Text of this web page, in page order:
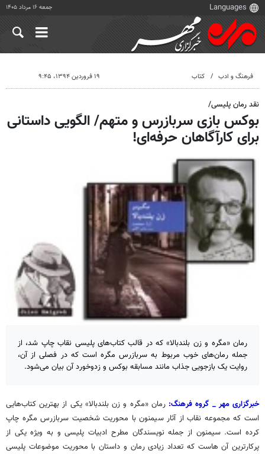
جمعه ۱۶ مرداد ۱۴۰۵
فرهنگ و ادب کتاب ۱۹ فروردین ۱۳۹۴، ۹:۴۵
نقد رمان پلیسی/
بوکس بازی سربازرس و متهم/ الگویی داستانی
برای کارآگاهان حرفه‌ای!
رمان «مگره و زن بلندبالا» که در قالب کتاب‌های پلیسی نقاب چاپ شد، از
جمله رمان‌های خوب مربوط به سربازرس مگره است که در فصلی از آن،
روایت یک بازجویی جذاب مانند مسابقه بوکس و زدوخورد آن بیان می‌شود.
خبرگزاری مهر _ گروه فرهنگ: رمان «مگره و زن بلندبالا» یکی از بهترین کتاب‌هایی
است که مجموعه نقاب از آثار سیمنون با محوریت شخصیت سربازرس مگره چاپ
کرده است. سیمنون از جمله نویسندگان مطرح ادبیات پلیسی و به ویژه یکی از
پرکارترین آن هاست که تعداد زیادی رمان و داستان با محوریت موضوعات پلیسی